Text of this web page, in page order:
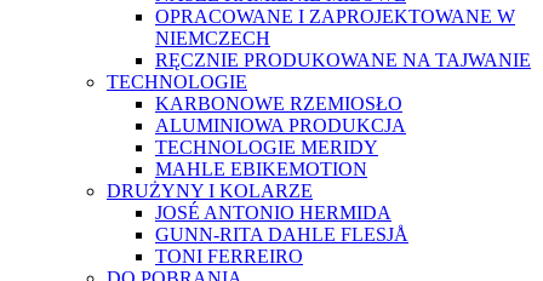
OPRACOWANE I ZAPROJEKTOWANE W
NIEMCZECH
RĘCZNIE PRODUKOWANE NA TAJWANIE
TECHNOLOGIE
KARBONOWE RZEMIOSŁO
ALUMINIOWA PRODUKCJA
TECHNOLOGIE MERIDY
MAHLE EBIKEMOTION
DRUŻYNY I KOLARZE
JOSÉ ANTONIO HERMIDA
GUNN-RITA DAHLE FLESJÅ
TONI FERREIRO